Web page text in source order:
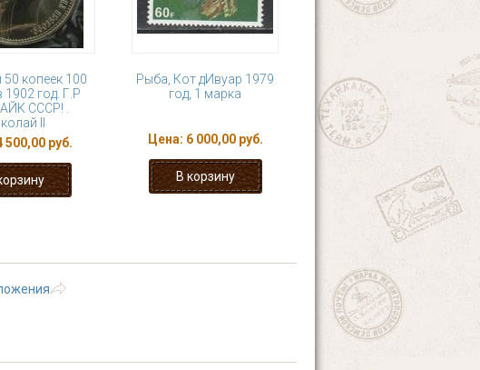
50 копеек 100
год. Г.Р
СССР! .
II
500,00 руб.
Рыба, Кот дИвуар 1979
год, 1 марка
Цена: 6 000,00 руб.